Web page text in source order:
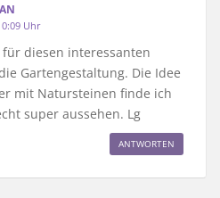
Uhr
für diesen interessanten
Gartengestaltung. Die Idee
mit Natursteinen finde ich
super aussehen. Lg
ANTWORTEN